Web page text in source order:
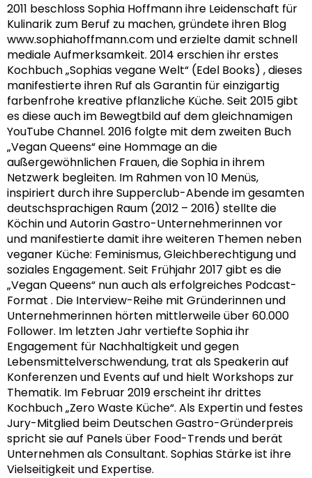
2011 beschloss Sophia Hoffmann ihre Leidenschaft für
Kulinarik zum Beruf zu machen, gründete ihren Blog
www.sophiahoffmann.com und erzielte damit schnell
mediale Aufmerksamkeit. 2014 erschien ihr erstes
Kochbuch „Sophias vegane Welt“ (Edel Books) , dieses
manifestierte ihren Ruf als Garantin für einzigartig
farbenfrohe kreative pflanzliche Küche. Seit 2015 gibt
es diese auch im Bewegtbild auf dem gleichnamigen
YouTube Channel. 2016 folgte mit dem zweiten Buch
„Vegan Queens“ eine Hommage an die
außergewöhnlichen Frauen, die Sophia in ihrem
Netzwerk begleiten. Im Rahmen von 10 Menüs,
inspiriert durch ihre Supperclub-Abende im gesamten
deutschsprachigen Raum (2012 – 2016) stellte die
Köchin und Autorin Gastro-Unternehmerinnen vor
und manifestierte damit ihre weiteren Themen neben
veganer Küche: Feminismus, Gleichberechtigung und
soziales Engagement. Seit Frühjahr 2017 gibt es die
„Vegan Queens“ nun auch als erfolgreiches Podcast-
Format . Die Interview-Reihe mit Gründerinnen und
Unternehmerinnen hörten mittlerweile über 60.000
Follower. Im letzten Jahr vertiefte Sophia ihr
Engagement für Nachhaltigkeit und gegen
Lebensmittelverschwendung, trat als Speakerin auf
Konferenzen und Events auf und hielt Workshops zur
Thematik. Im Februar 2019 erscheint ihr drittes
Kochbuch „Zero Waste Küche“. Als Expertin und festes
Jury-Mitglied beim Deutschen Gastro-Gründerpreis
spricht sie auf Panels über Food-Trends und berät
Unternehmen als Consultant. Sophias Stärke ist ihre
Vielseitigkeit und Expertise.